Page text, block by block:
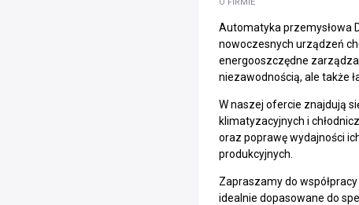
Automatyka przemysłowa
nowoczesnych urządzeń
energooszczędne
niezawodnością, ale także
W naszej ofercie znajdują
klimatyzacyjnych i
oraz poprawę wydajności
produkcyjnych.
Zapraszamy do
idealnie dopasowane do